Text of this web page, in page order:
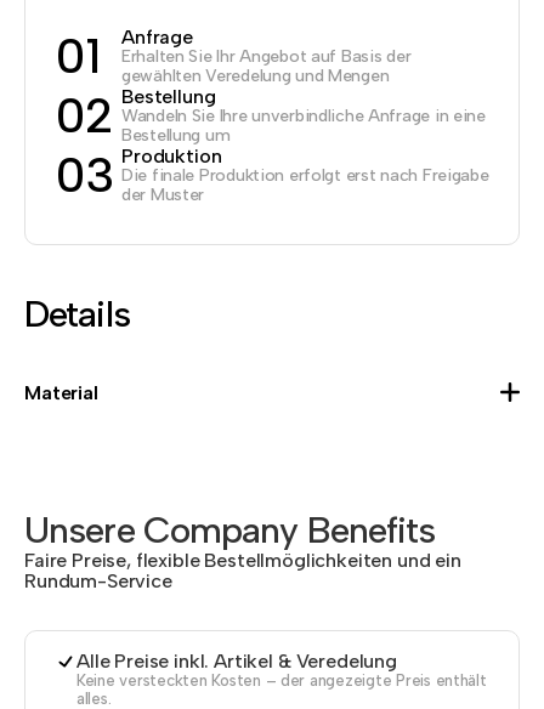
01 Anfrage
Erhalten Sie Ihr Angebot auf Basis der
gewählten Veredelung und Mengen
02 Bestellung
Wandeln Sie Ihre unverbindliche Anfrage in eine
Bestellung um
03 Produktion
Die finale Produktion erfolgt erst nach Freigabe
der Muster
Details
Material
Unsere Company Benefits
Faire Preise, flexible Bestellmöglichkeiten und ein
Rundum-Service
Alle Preise inkl. Artikel & Veredelung
Keine versteckten Kosten – der angezeigte Preis enthält
alles.